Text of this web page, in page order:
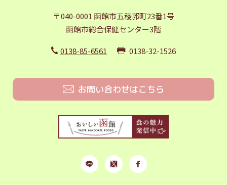
〒040-0001 函館市五稜郭町23番1号
函館市総合保健センター3階
0138-85-6561 0138-32-1526
お問い合わせはこちら